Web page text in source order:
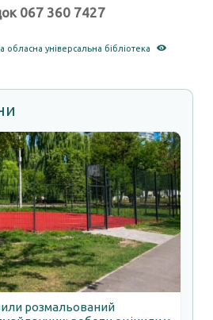
067 360 7427
обласна універсальна бібліотека
розмальований